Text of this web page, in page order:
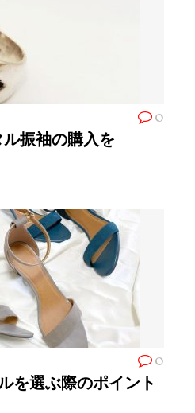
0
振袖の購入を
0
を選ぶ際のポイント